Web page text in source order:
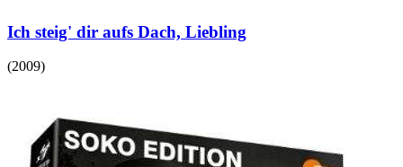
Ich steig' dir aufs Dach, Liebling
(2009)